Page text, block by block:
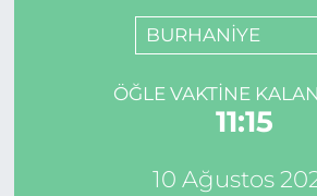
BURHANİYE
ÖĞLE VAKTINE
11:14
10 Ağustos
Kültür&Sanat
Süper Lig Puan Durumu
Son Dakika Haberleri
Haber Arşivi